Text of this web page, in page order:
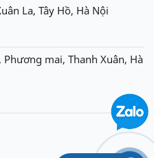
La, Tây Hồ, Hà Nội
Phương mai, Thanh Xuân, Hà